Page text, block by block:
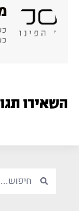
השאירו